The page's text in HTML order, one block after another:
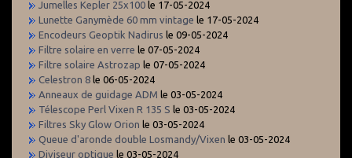
Jumelles Kepler 25x100 le 17-05-2024
Lunette Ganymède 60 mm vintage le 17-05-2024
Encodeurs Geoptik Nadirus le 09-05-2024
Filtre solaire en verre le 07-05-2024
Filtre solaire Astrozap le 07-05-2024
Celestron 8 le 06-05-2024
Anneaux de guidage ADM le 03-05-2024
Télescope Perl Vixen R 135 S le 03-05-2024
Filtres Sky Glow Orion le 03-05-2024
Queue d'aronde double Losmandy/Vixen le 03-05-2024
Diviseur optique le 03-05-2024